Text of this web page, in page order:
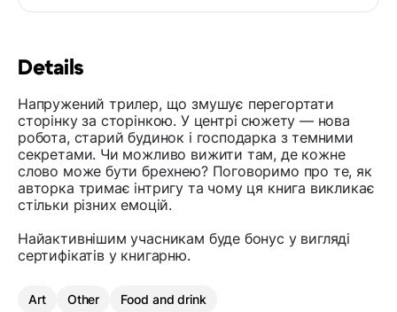
Details
Напружений трилер, що змушує перегортати
сторінку за сторінкою. У центрі сюжету — нова
робота, старий будинок і господарка з темними
секретами. Чи можливо вижити там, де кожне
слово може бути брехнею? Поговоримо про те, як
авторка тримає інтригу та чому ця книга викликає
стільки різних емоцій.
Найактивнішим учасникам буде бонус у вигляді
сертифікатів у книгарню.
Art Other Food and drink